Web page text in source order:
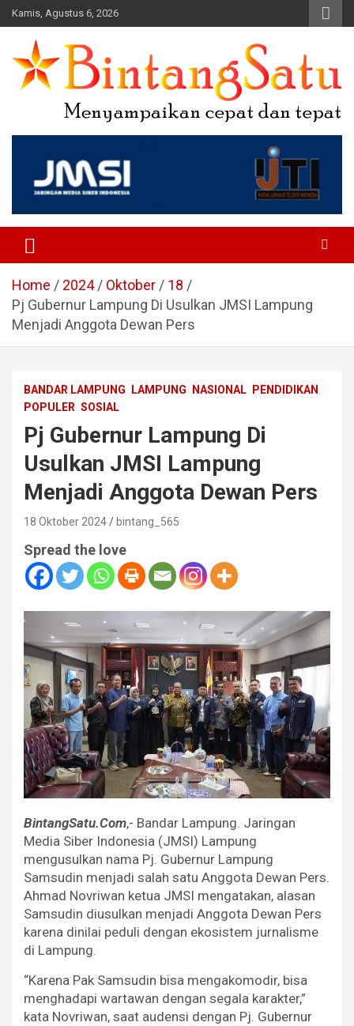
Skip
to
content
Kamis, Agustus 6, 2026
Portal Berita Nasional dan
Regional
Home 2024 Oktober
18
Pj Gubernur Lampung Di Usulkan JMSI Lampung
Menjadi Anggota Dewan Pers
BANDAR LAMPUNG LAMPUNG NASIONAL
PENDIDIKAN
POPULER SOSIAL
Pj Gubernur Lampung Di
Usulkan JMSI Lampung
Menjadi Anggota Dewan Pers
18 Oktober 2024 bintang_565
Spread the love
BintangSatu.Com,- Bandar Lampung. Jaringan
Media Siber Indonesia (JMSI) Lampung
mengusulkan nama Pj. Gubernur Lampung
Samsudin menjadi salah satu Anggota Dewan Pers.
Ahmad Novriwan ketua JMSI mengatakan, alasan
Samsudin diusulkan menjadi Anggota Dewan Pers
karena dinilai peduli dengan ekosistem jurnalisme
di Lampung.
“Karena Pak Samsudin bisa mengakomodir, bisa
menghadapi wartawan dengan segala karakter,”
kata Novriwan, saat audensi dengan Pj. Gubernur